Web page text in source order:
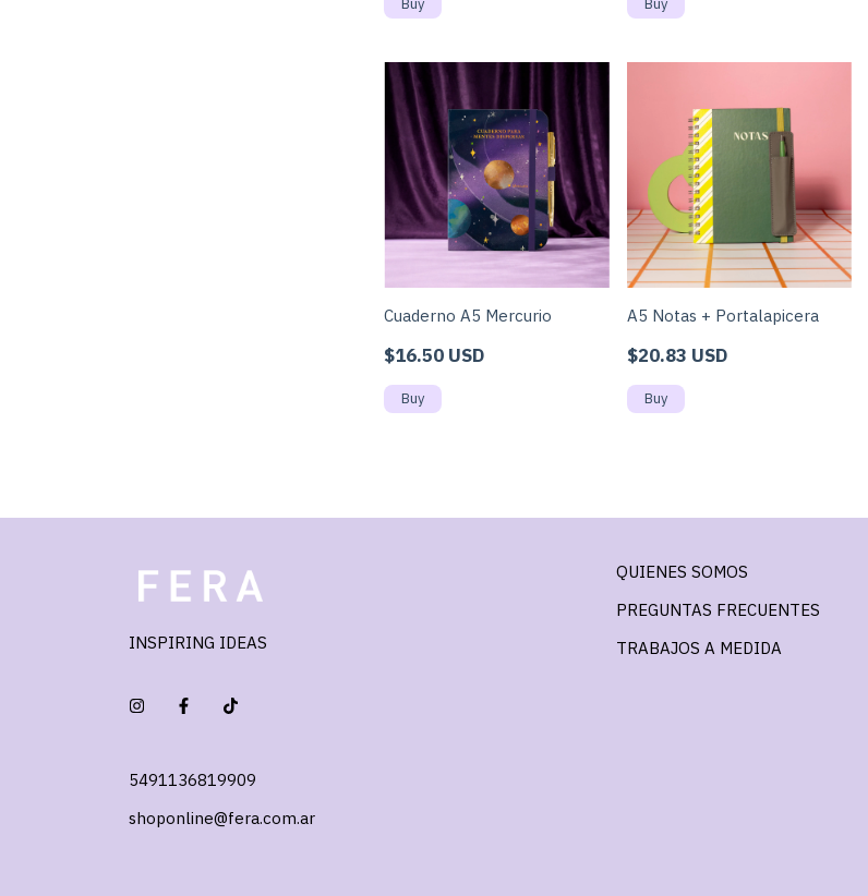
Cuaderno A5 Mercurio
$16.50 USD
A5 Notas + Portalapicera
$20.83 USD
INSPIRING IDEAS
5491136819909
shoponline@fera.com.ar
QUIENES SOMOS
PREGUNTAS FRECUENTES
TRABAJOS A MEDIDA